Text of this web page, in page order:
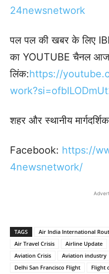
24newsnetwork
पल पल की खबर के लिए
का YOUTUBE चैनल
लिंक:https://
शहर और स्थानीय
Facebook: https://
4newsnetwork/
TAGS Air India International
Air Travel Crisis
Airline Update
Aviation Crisis
Aviation industry
Delhi San Francisco Flight
Flight